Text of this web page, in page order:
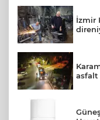
İzmir
asfalt